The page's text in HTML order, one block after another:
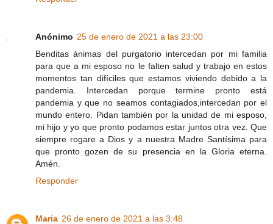
Anónimo 25 de enero de 2021 a las 23:00
Benditas ánimas del purgatorio intercedan por mi familia
para que a mi esposo no le falten salud y trabajo en estos
momentos tan difíciles que estamos viviendo debido a la
pandemia. Intercedan porque termine pronto está
pandemia y que no seamos contagiados,intercedan por el
mundo entero. Pidan también por la unidad de mi esposo,
mi hijo y yo que pronto podamos estar juntos otra vez. Que
siempre rogare a Dios y a nuestra Madre Santísima para
que pronto gozen de su presencia en la Gloria eterna.
Amén.
Responder
Maria 26 de enero de 2021 a las 3:48